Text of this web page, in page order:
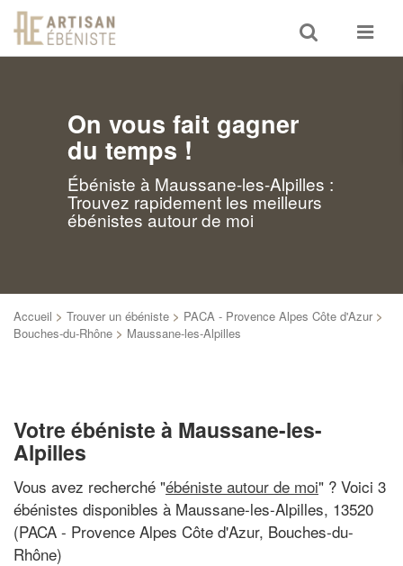
Toggle
search
Toggle
On vous fait gagner
du temps !
Ébéniste à Maussane-les-Alpilles :
Trouvez rapidement les meilleurs
ébénistes autour de moi
Accueil > Trouver un ébéniste > PACA - Provence Alpes Côte d'Azur >
Bouches-du-Rhône > Maussane-les-Alpilles
Votre ébéniste à Maussane-les-
Alpilles
Vous avez recherché "ébéniste autour de moi" ? Voici 3
ébénistes disponibles à Maussane-les-Alpilles, 13520
(PACA - Provence Alpes Côte d'Azur, Bouches-du-
Rhône)